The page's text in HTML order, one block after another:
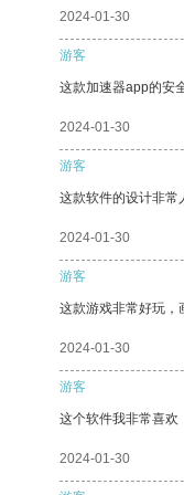
2024-01-30
游客
这款加速器app的安
2024-01-30
游客
这款软件的设计非常
2024-01-30
游客
这款游戏非常好玩，
2024-01-30
游客
这个软件我非常喜欢
2024-01-30